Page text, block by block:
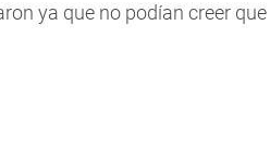
ya que no podían creer que